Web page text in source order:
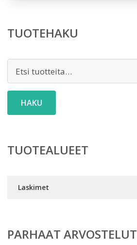
TUOTEHAKU
HAKU
TUOTEALUEET
Laskimet
PARHAAT ARVOSTELUT